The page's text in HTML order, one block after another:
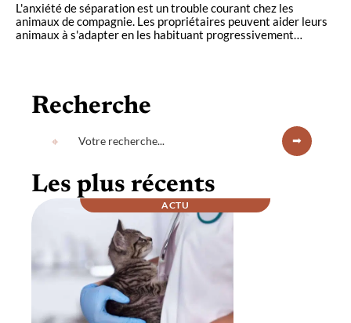
L'anxiété de séparation est un trouble courant chez les
animaux de compagnie. Les propriétaires peuvent aider leurs
animaux à s'adapter en les habituant progressivement…
Recherche
Les plus récents
ACTU